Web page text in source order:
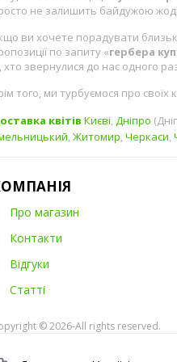
не залишить байдужою
ви хочете порадувати
по запиту «гербера
хто звернулися до нас одного
того, ми турбуємося про своїх
квітів Києві,Дніпро
,Житомир,Черкаси,
Про магазин
Контакти
Відгуки
Статті
© 2026-All rights reserved.